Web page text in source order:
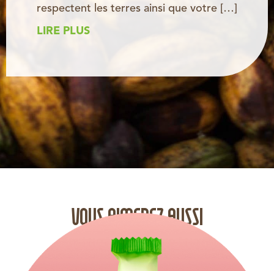
respectent les terres ainsi que votre […]
LIRE PLUS
VOUS AIMEREZ AUSSI